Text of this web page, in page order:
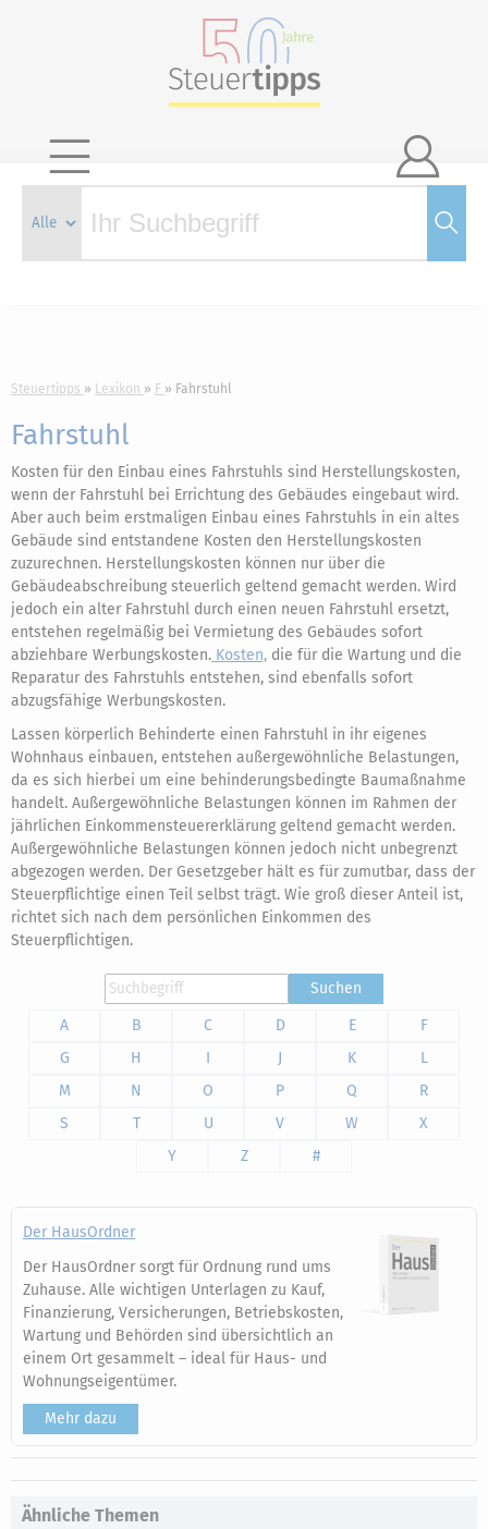

Steuertipps Lexikon F Fahrstuhl
Fahrstuhl
Kosten für den Einbau eines Fahrstuhls sind Herstellungskosten,
wenn der Fahrstuhl bei Errichtung des Gebäudes eingebaut wird.
Aber auch beim erstmaligen Einbau eines Fahrstuhls in ein altes
Gebäude sind entstandene Kosten den Herstellungskosten
zuzurechnen. Herstellungskosten können nur über die
Gebäudeabschreibung steuerlich geltend gemacht werden. Wird
jedoch ein alter Fahrstuhl durch einen neuen Fahrstuhl ersetzt,
entstehen regelmäßig bei Vermietung des Gebäudes sofort
abziehbare Werbungskosten. Kosten, die für die Wartung und die
Reparatur des Fahrstuhls entstehen, sind ebenfalls sofort
abzugsfähige Werbungskosten.
Lassen körperlich Behinderte einen Fahrstuhl in ihr eigenes
Wohnhaus einbauen, entstehen außergewöhnliche Belastungen,
da es sich hierbei um eine behinderungsbedingte Baumaßnahme
handelt. Außergewöhnliche Belastungen können im Rahmen der
jährlichen Einkommensteuererklärung geltend gemacht werden.
Außergewöhnliche Belastungen können jedoch nicht unbegrenzt
abgezogen werden. Der Gesetzgeber hält es für zumutbar, dass der
Steuerpflichtige einen Teil selbst trägt. Wie groß dieser Anteil ist,
richtet sich nach dem persönlichen Einkommen des
Steuerpflichtigen.
Suchen
A
B C D E
F
G
H I J K
L
M
N O P Q
R
S
T U V W
X
Y
Z #
Der HausOrdner
Der HausOrdner sorgt für Ordnung rund ums
Zuhause. Alle wichtigen Unterlagen zu Kauf,
Finanzierung, Versicherungen, Betriebskosten,
Wartung und Behörden sind übersichtlich an
einem Ort gesammelt – ideal für Haus- und
Wohnungseigentümer.
Mehr dazu
Ähnliche Themen